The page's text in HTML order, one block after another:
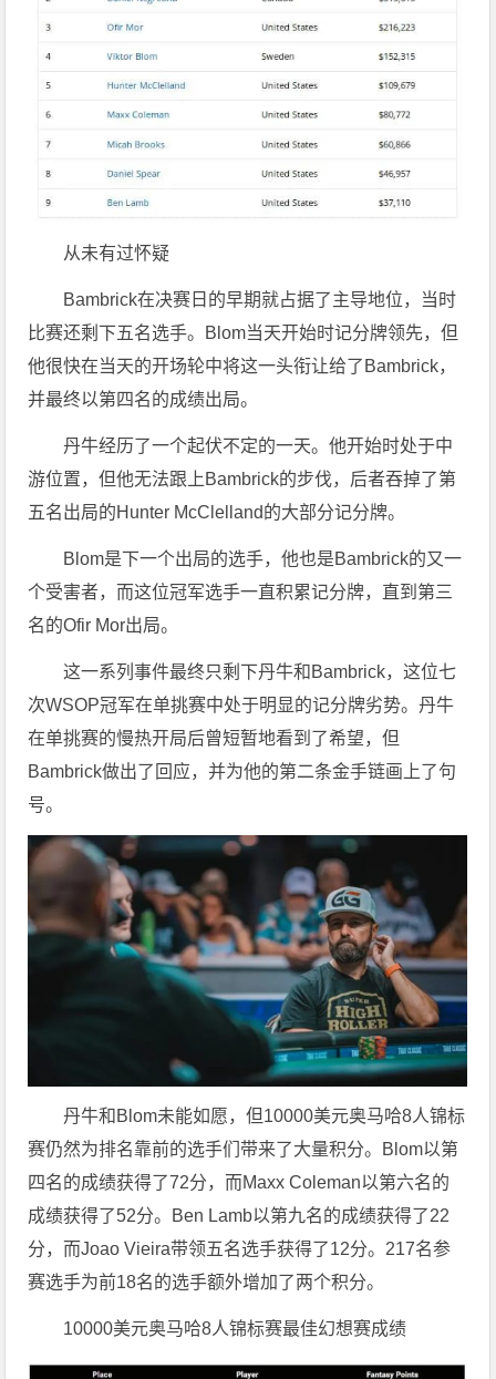
从未有过怀疑
Bambrick在决赛日的早期就占据了主导地位，当时
比赛还剩下五名选手。Blom当天开始时记分牌领先，但
他很快在当天的开场轮中将这一头衔让给了Bambrick，
并最终以第四名的成绩出局。
丹牛经历了一个起伏不定的一天。他开始时处于中
游位置，但他无法跟上Bambrick的步伐，后者吞掉了第
五名出局的Hunter McClelland的大部分记分牌。
Blom是下一个出局的选手，他也是Bambrick的又一
个受害者，而这位冠军选手一直积累记分牌，直到第三
名的Ofir Mor出局。
这一系列事件最终只剩下丹牛和Bambrick，这位七
次WSOP冠军在单挑赛中处于明显的记分牌劣势。丹牛
在单挑赛的慢热开局后曾短暂地看到了希望，但
Bambrick做出了回应，并为他的第二条金手链画上了句
号。
丹牛和Blom未能如愿，但10000美元奥马哈8人锦标
赛仍然为排名靠前的选手们带来了大量积分。Blom以第
四名的成绩获得了72分，而Maxx Coleman以第六名的
成绩获得了52分。Ben Lamb以第九名的成绩获得了22
分，而Joao Vieira带领五名选手获得了12分。217名参
赛选手为前18名的选手额外增加了两个积分。
10000美元奥马哈8人锦标赛最佳幻想赛成绩